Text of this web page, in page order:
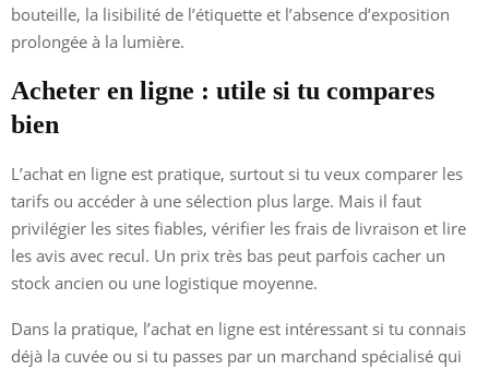
bouteille, la lisibilité de l’étiquette et l’absence d’exposition
prolongée à la lumière.
Acheter en ligne : utile si tu compares
bien
L’achat en ligne est pratique, surtout si tu veux comparer les
tarifs ou accéder à une sélection plus large. Mais il faut
privilégier les sites fiables, vérifier les frais de livraison et lire
les avis avec recul. Un prix très bas peut parfois cacher un
stock ancien ou une logistique moyenne.
Dans la pratique, l’achat en ligne est intéressant si tu connais
déjà la cuvée ou si tu passes par un marchand spécialisé qui